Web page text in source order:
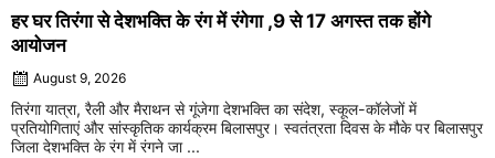
हर घर तिरंगा से देशभक्ति के रंग में रंगेगा ,9 से 17 अगस्त तक होंगे
आयोजन
August 9, 2026
तिरंगा यात्रा, रैली और मैराथन से गूंजेगा देशभक्ति का संदेश, स्कूल-कॉलेजों में
प्रतियोगिताएं और सांस्कृतिक कार्यक्रम बिलासपुर। स्वतंत्रता दिवस के मौके पर बिलासपुर
जिला देशभक्ति के रंग में रंगने जा ...